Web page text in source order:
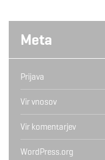
Meta
Prijava
Vir vnosov
Vir komentarjev
WordPress.org